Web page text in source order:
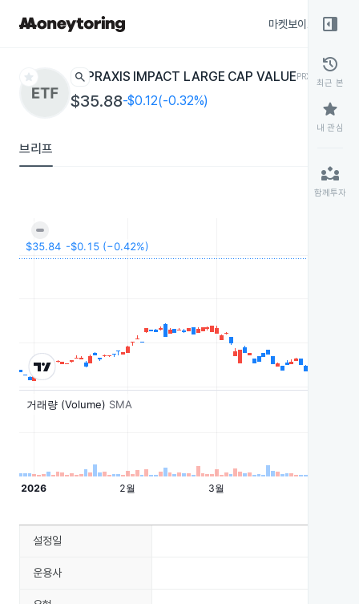
마켓보이스
star search PRAXIS IMPACT LARGE CAP VALUEPRXV ETF
$35.88-$0.12(-0.32%)
브리프
right_panel_open
history
최근 본
star
내 관심
partner_exchange
함께투자